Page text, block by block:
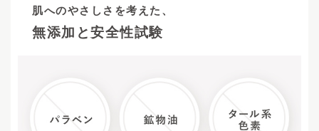
肌へのやさしさを考えた、
無添加と安全性試験